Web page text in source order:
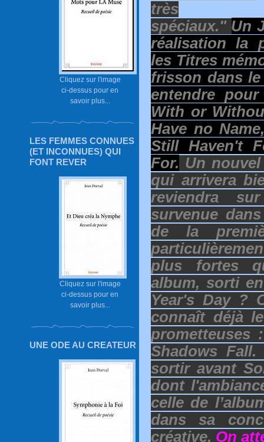
Cliquez sur l'image
ci-dessus pour en
savoir plus...
LES FEMMES CONNUES
(ET INCONNUES) QUI
FONT REVER
Cliquez sur l'image
ci-dessus pour en
savoir plus...
UNE ODE AU CREATEUR
très
spéciaux." Un
réalisation la
les Titres
frisson dans
entendre
With or
Have no
Still Haven't
For. Un
qui arrivera
reviendra
survenue
de la
plus fortes
album, sorti
Year's Day ?
connaît déjà
prometteuses
Shadows
sortir avant
dont
celle de
dans sa
créative. On